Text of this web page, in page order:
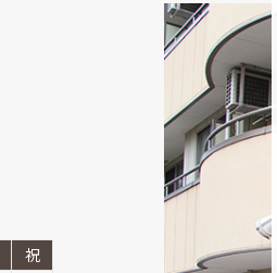
祝